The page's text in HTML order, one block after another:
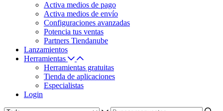
Activa medios de pago
Activa medios de envío
Configuraciones avanzadas
Potencia tus ventas
Partners Tiendanube
Lanzamientos
Herramientas
Herramientas gratuitas
Tienda de aplicaciones
Especialistas
Login